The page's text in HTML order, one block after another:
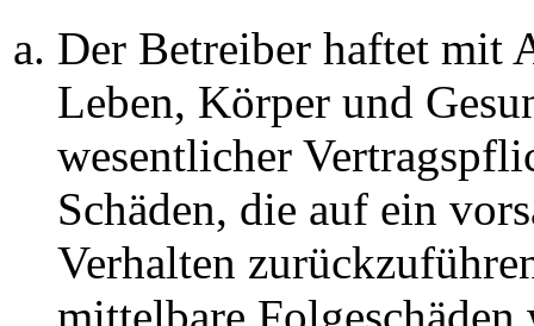
Der Betreiber haftet mit
Leben, Körper und
wesentlicher
Schäden, die auf ein
Verhalten
mittelbare Folgeschäden